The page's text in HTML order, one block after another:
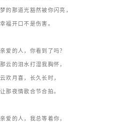
梦的那道光豁然被你闪亮，
幸福开口不是伤害。
亲爱的人，你看到了吗？
那云的泪水打湿我胸怀，
云欢月喜，长久长时，
让那夜情歌合节合拍。
亲爱的人，我总等着你，